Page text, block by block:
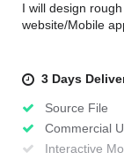
I will design
website/Mobile
3 Days
Source File
Commercial
Interactive